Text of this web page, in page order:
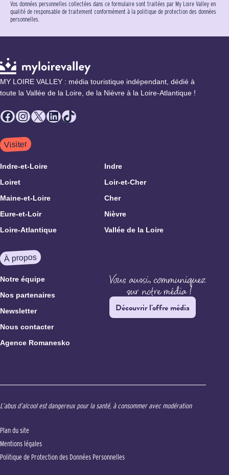
Vos données personnelles collectées dans ce formulaire sont traitées par My Loire Valley en
qualité de responsable de traitement conformément à la politique de protection des données
personnelles.
MY LOIRE VALLEY : média touristique indépendant, dédié à
toute la Vallée de la Loire, de la Nièvre à la Loire-Atlantique !
Facebook
Instagram
X LinkedIn
TikTok
Visiter
Indre-et-Loire
Indre
Loiret
Loir-et-Cher
Maine-et-Loire
Cher
Eure-et-Loir
Nièvre
Loire-Atlantique
Vallée de la Loire
À propos
Notre équipe
Nos partenaires
Newsletter
Nous contacter
Agence Romanesko
Découvrir l'offre média
L’abus d’alcool est dangereux pour la santé, à consommer avec modération
Plan du site
Mentions légales
Politique de Protection des Données Personnelles